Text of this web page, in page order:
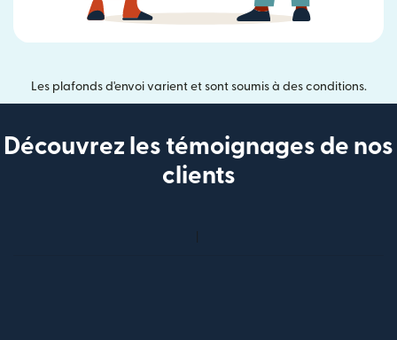
Les plafonds d'envoi varient et sont soumis à des conditions.
Découvrez les témoignages de nos
clients